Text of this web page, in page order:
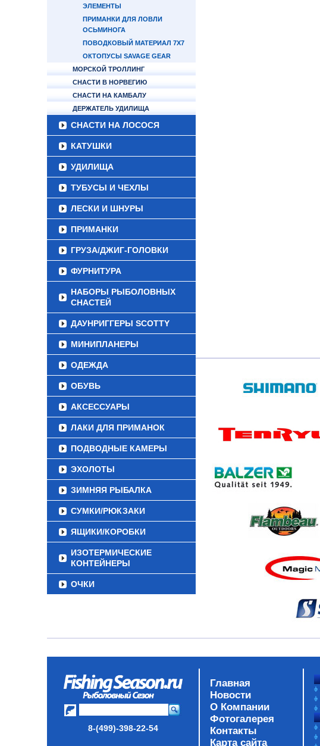
ЭЛЕМЕНТЫ
ПРИМАНКИ ДЛЯ ЛОВЛИ
ОСЬМИНОГА
ПОВОДКОВЫЙ МАТЕРИАЛ 7Х7
ОКТОПУСЫ SAVAGE GEAR
МОРСКОЙ ТРОЛЛИНГ
СНАСТИ В НОРВЕГИЮ
СНАСТИ НА КАМБАЛУ
ДЕРЖАТЕЛЬ УДИЛИЩА
СНАСТИ НА ЛОСОСЯ
КАТУШКИ
УДИЛИЩА
ТУБУСЫ И ЧЕХЛЫ
ЛЕСКИ И ШНУРЫ
ПРИМАНКИ
ГРУЗА/ДЖИГ-ГОЛОВКИ
ФУРНИТУРА
НАБОРЫ РЫБОЛОВНЫХ
СНАСТЕЙ
ДАУНРИГГЕРЫ SCOTTY
МИНИПЛАНЕРЫ
ОДЕЖДА
ОБУВЬ
АКСЕССУАРЫ
ЛАКИ ДЛЯ ПРИМАНОК
ПОДВОДНЫЕ КАМЕРЫ
ЭХОЛОТЫ
ЗИМНЯЯ РЫБАЛКА
СУМКИ/РЮКЗАКИ
ЯЩИКИ/КОРОБКИ
ИЗОТЕРМИЧЕСКИЕ
КОНТЕЙНЕРЫ
ОЧКИ
8-(499)-398-22-54
Главная
Новости
О Компании
Фотогалерея
Контакты
Карта сайта